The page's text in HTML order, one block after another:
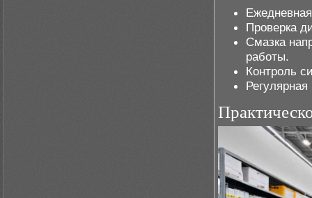
Проверка
Смазка
работы.
Контроль